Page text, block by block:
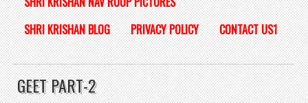
SHRI KRISHAN BLOG
PRIVACY POLICY CONTACT US1
GEET PART-2